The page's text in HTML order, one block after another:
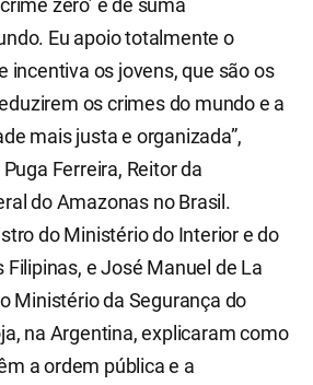
zero’ é de suma
Eu apoio totalmente o
incentiva os jovens, que são os
os crimes do mundo e a
mais justa e organizada”,
Ferreira, Reitor da
do Amazonas no Brasil.
do Ministério do Interior e do
Filipinas, e José Manuel de La
Ministério da Segurança do
na Argentina, explicaram como
a ordem pública e a